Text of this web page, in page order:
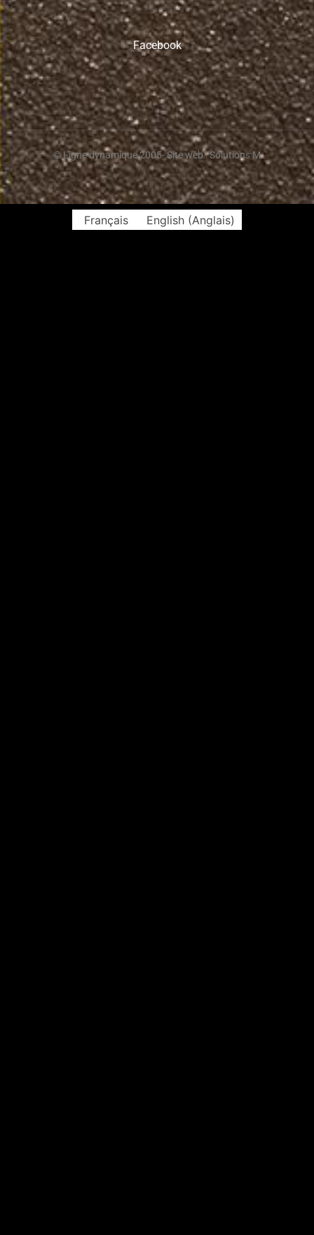
Facebook
© Ligne dynamique 2005- Site web : Solutions M
Français English(Anglais)